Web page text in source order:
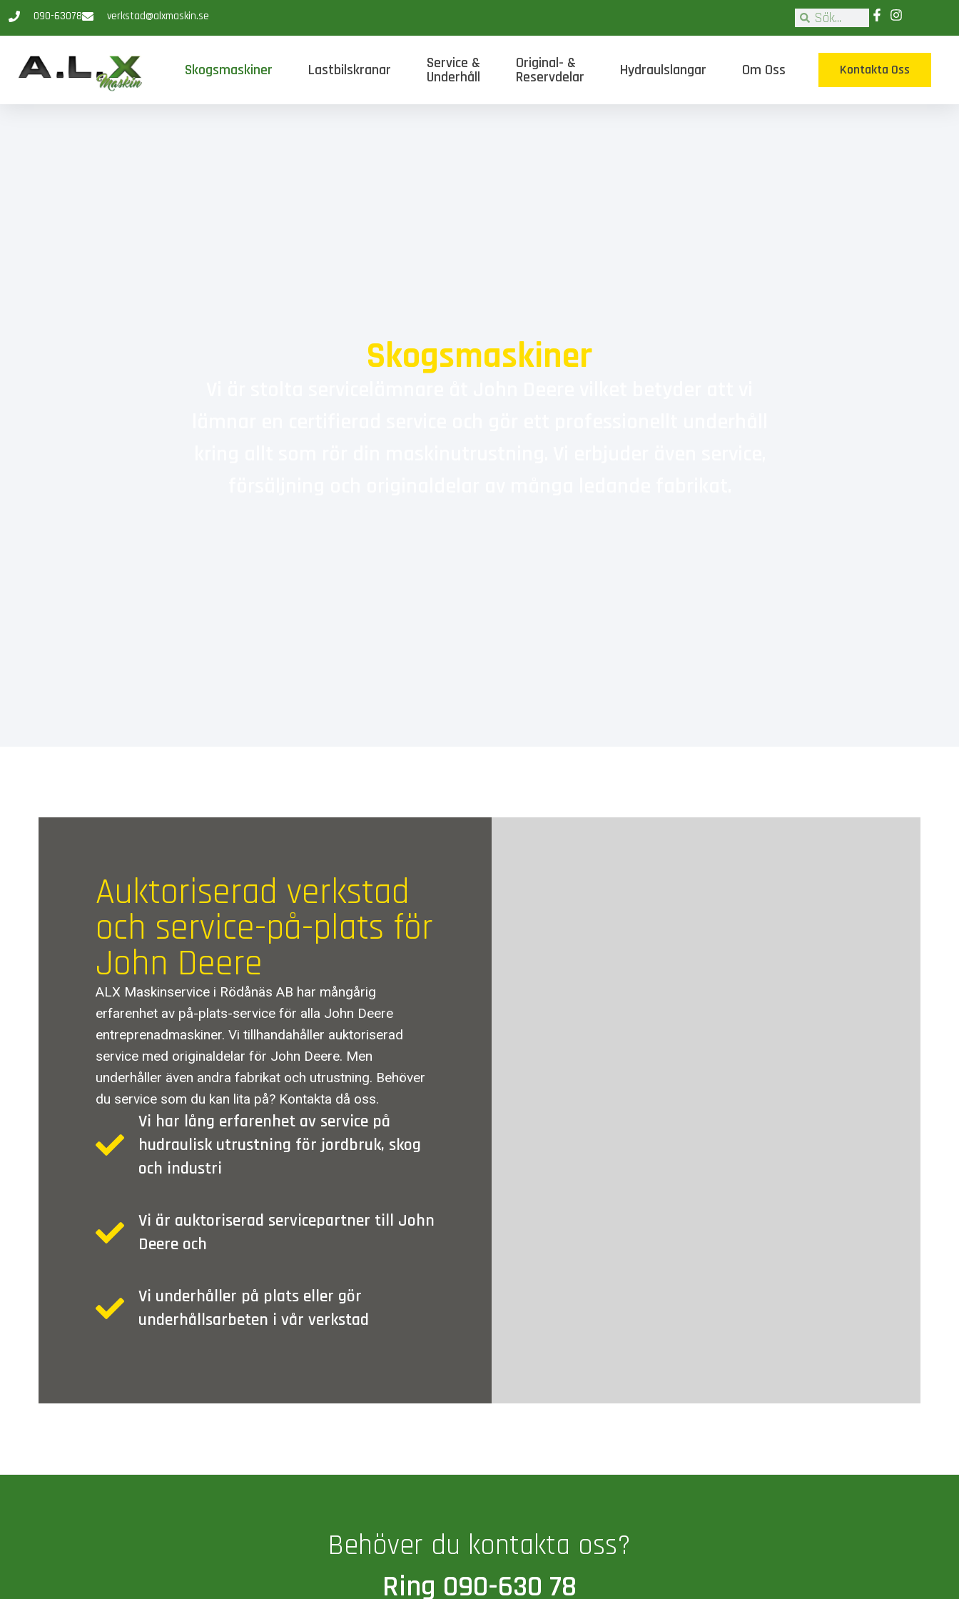
090-63078 verkstad@alxmaskin.se
Skogsmaskiner Lastbilskranar Service &
Underhåll
Original- &
Reservdelar Hydraulslangar Om Oss Kontakta Oss
Skogsmaskiner
Auktoriserad verkstad
och service-på-plats för
John Deere
ALX Maskinservice i Rödånäs AB har mångårig
erfarenhet av på-plats-service för alla John Deere
entreprenadmaskiner. Vi tillhandahåller auktoriserad
service med originaldelar för John Deere. Men
underhåller även andra fabrikat och utrustning. Behöver
du service som du kan lita på? Kontakta då oss.
Vi har lång erfarenhet av service på
hudraulisk utrustning för jordbruk, skog
och industri
Vi är auktoriserad servicepartner till John
Deere och
Vi underhåller på plats eller gör
underhållsarbeten i vår verkstad
Behöver du kontakta oss?
Ring 090-630 78